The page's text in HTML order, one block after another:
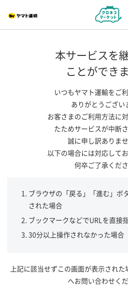
本サービスを
ことができ
いつもヤマト運輸をご
ありがとうござい
お客さまのご利用方法に
たためサービスが中断さ
誠に申し訳ありませ
以下の場合には対応して
何卒ご了承くださ
ブラウザの「戻る」「進む」ボ
された場合
ブックマークなどでURLを直接
30分以上操作されなかった場合
上記に該当せずこの画面が表示され
へお問い合わせくだ